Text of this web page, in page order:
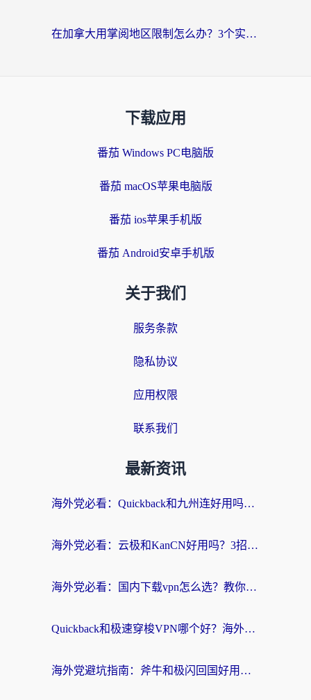
在加拿大用掌阅地区限制怎么办？3个实用技巧帮你轻松解决（附海外华人必备工具）
下载应用
番茄 Windows PC电脑版
番茄 macOS苹果电脑版
番茄 ios苹果手机版
番茄 Android安卓手机版
关于我们
服务条款
隐私协议
应用权限
联系我们
最新资讯
海外党必看：Quickback和九州连好用吗？3步选对回国加速器实现无缝刷国内资源
海外党必看：云极和KanCN好用吗？3招教你选对回国加速器（附免费VPN避坑指南）
海外党必看：国内下载vpn怎么选？教你无缝访问国内资源的实用指南
Quickback和极速穿梭VPN哪个好？海外党亲测3招选对回国加速器，看这篇就够了
海外党避坑指南：斧牛和极闪回国好用吗？选对加速器才能无缝刷剧玩游戏